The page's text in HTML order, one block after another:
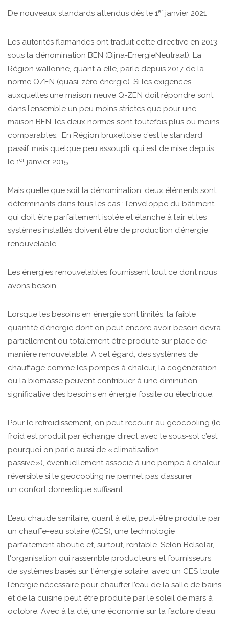
De nouveaux standards attendus dès le 1er janvier 2021
Les autorités flamandes ont traduit cette directive en 2013
sous la dénomination BEN (Bijna-EnergieNeutraal). La
Région wallonne, quant à elle, parle depuis 2017 de la
norme QZEN (quasi-zéro énergie). Si les exigences
auxquelles une maison neuve Q-ZEN doit répondre sont
dans l’ensemble un peu moins strictes que pour une
maison BEN, les deux normes sont toutefois plus ou moins
comparables. En Région bruxelloise c’est le standard
passif, mais quelque peu assoupli, qui est de mise depuis
le 1er janvier 2015.
Mais quelle que soit la dénomination, deux éléments sont
déterminants dans tous les cas : l’enveloppe du bâtiment
qui doit être parfaitement isolée et étanche à l’air et les
systèmes installés doivent être de production d’énergie
renouvelable.
Les énergies renouvelables fournissent tout ce dont nous
avons besoin
Lorsque les besoins en énergie sont limités, la faible
quantité d’énergie dont on peut encore avoir besoin devra
partiellement ou totalement être produite sur place de
manière renouvelable. A cet égard, des systèmes de
chauffage comme les pompes à chaleur, la cogénération
ou la biomasse peuvent contribuer à une diminution
significative des besoins en énergie fossile ou électrique.
Pour le refroidissement, on peut recourir au geocooling (le
froid est produit par échange direct avec le sous-sol c’est
pourquoi on parle aussi de « climatisation
passive »), éventuellement associé à une pompe à chaleur
réversible si le geocooling ne permet pas d’assurer
un confort domestique suffisant.
L’eau chaude sanitaire, quant à elle, peut-être produite par
un chauffe-eau solaire (CES), une technologie
parfaitement aboutie et, surtout, rentable. Selon Belsolar,
l'organisation qui rassemble producteurs et fournisseurs
de systèmes basés sur l'énergie solaire, avec un CES toute
l’énergie nécessaire pour chauffer l’eau de la salle de bains
et de la cuisine peut être produite par le soleil de mars à
octobre. Avec à la clé, une économie sur la facture d’eau